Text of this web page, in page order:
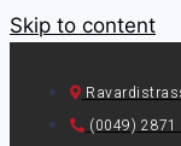
Skip to content
(0049) 2871